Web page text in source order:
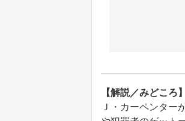
【解説／みどころ】
Ｊ・カーペンター